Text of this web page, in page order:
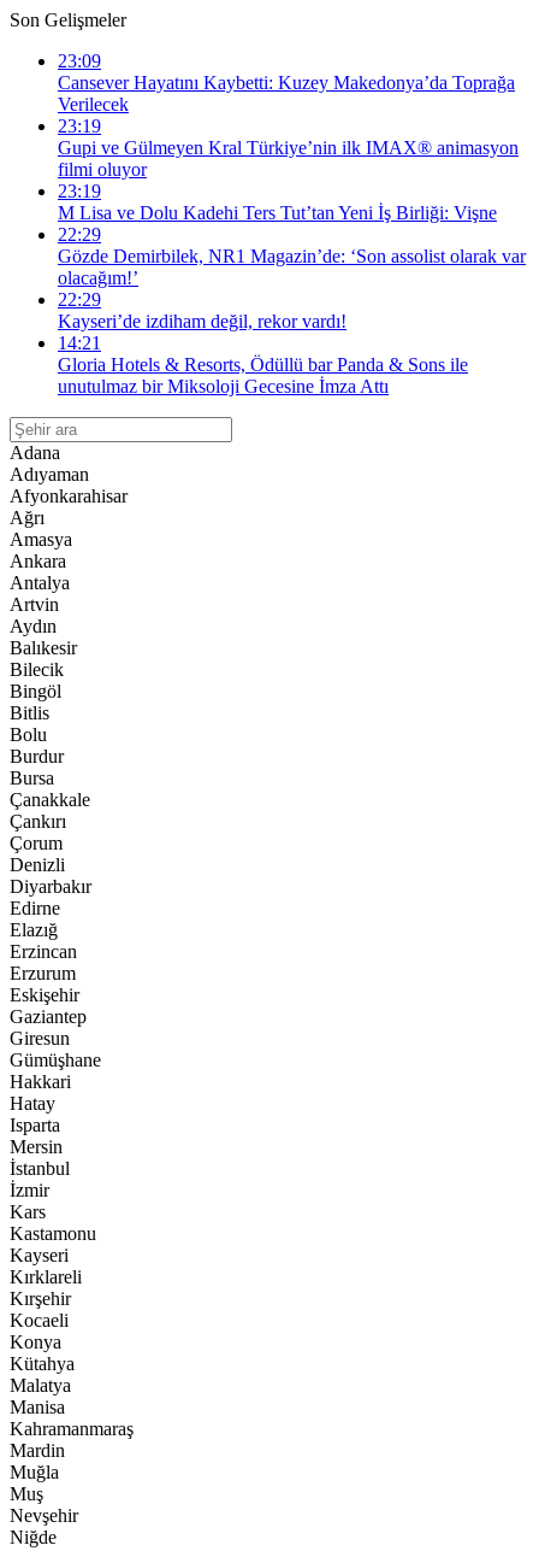
Son Gelişmeler
23:09
Cansever Hayatını Kaybetti: Kuzey Makedonya’da Toprağa
Verilecek
23:19
Gupi ve Gülmeyen Kral Türkiye’nin ilk IMAX® animasyon
filmi oluyor
23:19
M Lisa ve Dolu Kadehi Ters Tut’tan Yeni İş Birliği: Vişne
22:29
Gözde Demirbilek, NR1 Magazin’de: ‘Son assolist olarak var
olacağım!’
22:29
Kayseri’de izdiham değil, rekor vardı!
14:21
Gloria Hotels & Resorts, Ödüllü bar Panda & Sons ile
unutulmaz bir Miksoloji Gecesine İmza Attı
Adana
Adıyaman
Afyonkarahisar
Ağrı
Amasya
Ankara
Antalya
Artvin
Aydın
Balıkesir
Bilecik
Bingöl
Bitlis
Bolu
Burdur
Bursa
Çanakkale
Çankırı
Çorum
Denizli
Diyarbakır
Edirne
Elazığ
Erzincan
Erzurum
Eskişehir
Gaziantep
Giresun
Gümüşhane
Hakkari
Hatay
Isparta
Mersin
İstanbul
İzmir
Kars
Kastamonu
Kayseri
Kırklareli
Kırşehir
Kocaeli
Konya
Kütahya
Malatya
Manisa
Kahramanmaraş
Mardin
Muğla
Muş
Nevşehir
Niğde